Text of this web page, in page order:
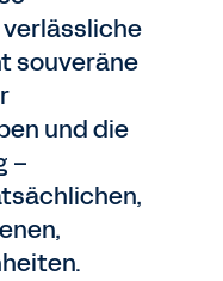
souveräne
und die
–